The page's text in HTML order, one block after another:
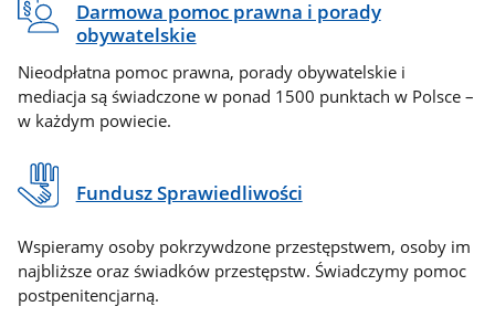
Darmowa pomoc prawna i porady
obywatelskie
Nieodpłatna pomoc prawna, porady obywatelskie i
mediacja są świadczone w ponad 1500 punktach w Polsce –
w każdym powiecie.
Fundusz Sprawiedliwości
Wspieramy osoby pokrzywdzone przestępstwem, osoby im
najbliższe oraz świadków przestępstw. Świadczymy pomoc
postpenitencjarną.